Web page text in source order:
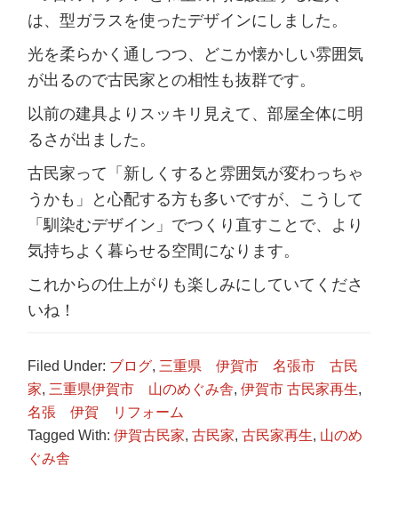
は、型ガラスを使ったデザインにしました。
光を柔らかく通しつつ、どこか懐かしい雰囲気
が出るので古民家との相性も抜群です。
以前の建具よりスッキリ見えて、部屋全体に明
るさが出ました。
古民家って「新しくすると雰囲気が変わっちゃ
うかも」と心配する方も多いですが、こうして
「馴染むデザイン」でつくり直すことで、より
気持ちよく暮らせる空間になります。
これからの仕上がりも楽しみにしていてくださ
いね！
Filed Under: ブログ, 三重県 伊賀市 名張市 古民
家, 三重県伊賀市 山のめぐみ舎,伊賀市 古民家再生,
名張 伊賀 リフォーム
Tagged With:伊賀古民家,古民家,古民家再生, 山のめ
ぐみ舎